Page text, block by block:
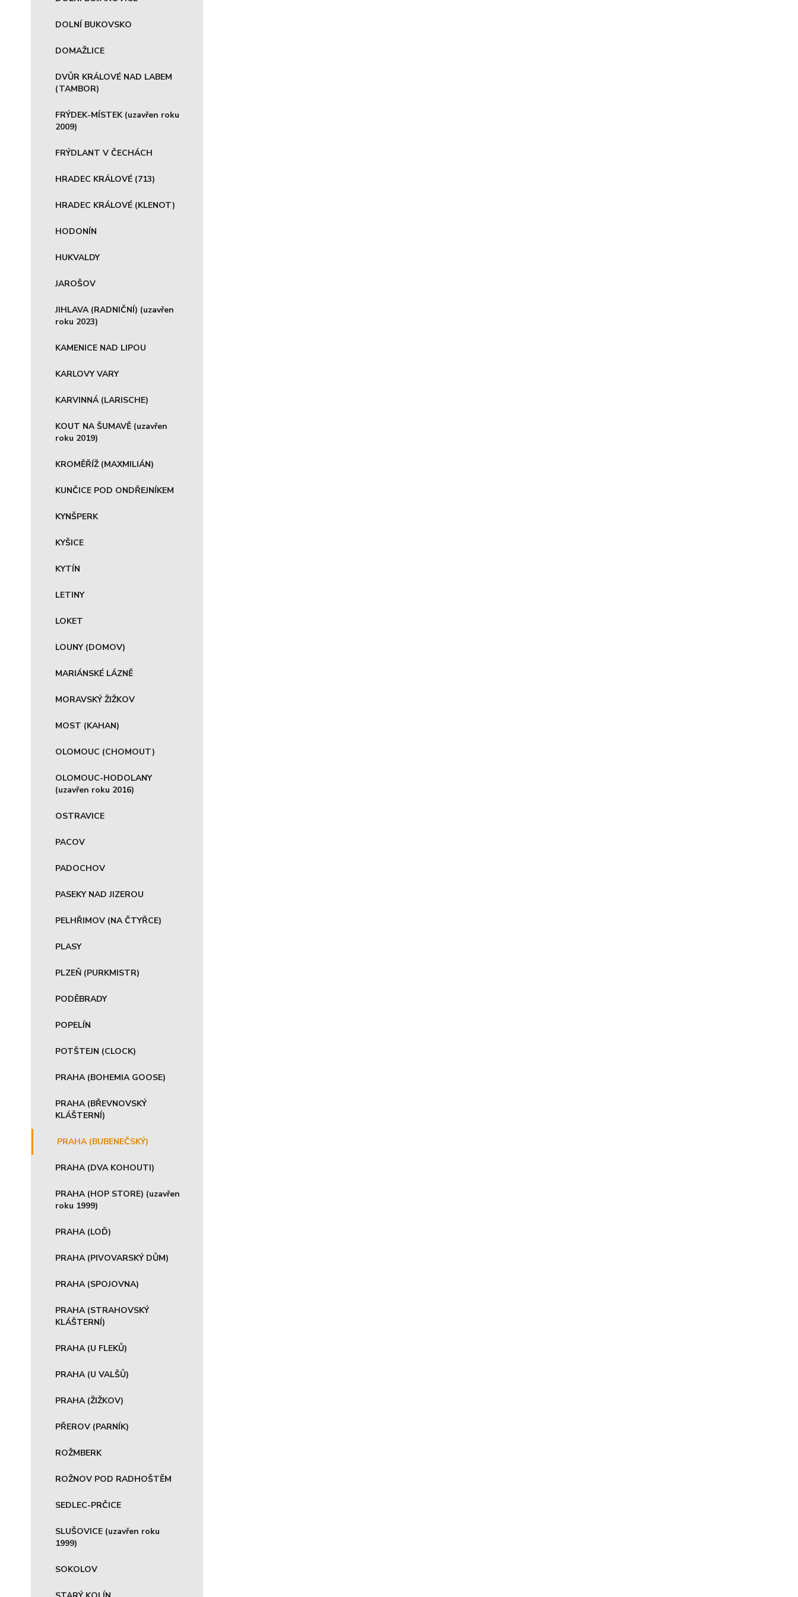
DOLNÍ BUKOVSKO
DOMAŽLICE
DVŮR KRÁLOVÉ NAD LABEM
(TAMBOR)
FRÝDEK-MÍSTEK (uzavřen roku
2009)
FRÝDLANT V ČECHÁCH
HRADEC KRÁLOVÉ (713)
HRADEC KRÁLOVÉ (KLENOT)
HODONÍN
HUKVALDY
JAROŠOV
JIHLAVA (RADNIČNÍ) (uzavřen
roku 2023)
KAMENICE NAD LIPOU
KARLOVY VARY
KARVINNÁ (LARISCHE)
KOUT NA ŠUMAVĚ (uzavřen
roku 2019)
KROMĚŘÍŽ (MAXMILIÁN)
KUNČICE POD ONDŘEJNÍKEM
KYNŠPERK
KYŠICE
KYTÍN
LETINY
LOKET
LOUNY (DOMOV)
MARIÁNSKÉ LÁZNĚ
MORAVSKÝ ŽIŽKOV
MOST (KAHAN)
OLOMOUC (CHOMOUT)
OLOMOUC-HODOLANY
(uzavřen roku 2016)
OSTRAVICE
PACOV
PADOCHOV
PASEKY NAD JIZEROU
PELHŘIMOV (NA ČTYŘCE)
PLASY
PLZEŇ (PURKMISTR)
PODĚBRADY
POPELÍN
POTŠTEJN (CLOCK)
PRAHA (BOHEMIA GOOSE)
PRAHA (BŘEVNOVSKÝ
KLÁŠTERNÍ)
PRAHA (BUBENEČSKÝ)
PRAHA (DVA KOHOUTI)
PRAHA (HOP STORE) (uzavřen
roku 1999)
PRAHA (LOĎ)
PRAHA (PIVOVARSKÝ DŮM)
PRAHA (SPOJOVNA)
PRAHA (STRAHOVSKÝ
KLÁŠTERNÍ)
PRAHA (U FLEKŮ)
PRAHA (U VALŠŮ)
PRAHA (ŽIŽKOV)
PŘEROV (PARNÍK)
ROŽMBERK
ROŽNOV POD RADHOŠTĚM
SEDLEC-PRČICE
SLUŠOVICE (uzavřen roku
1999)
SOKOLOV